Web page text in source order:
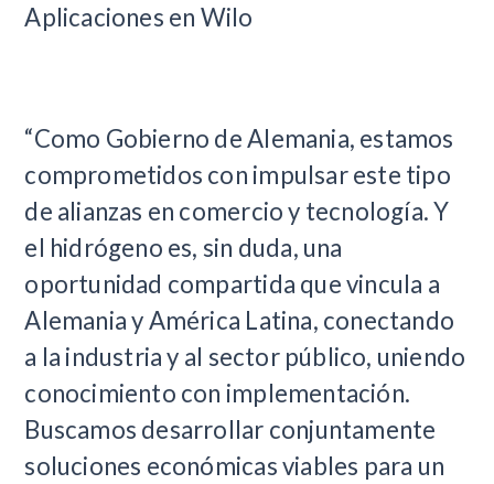
Aplicaciones en Wilo
“Como Gobierno de Alemania, estamos
comprometidos con impulsar este tipo
de alianzas en comercio y tecnología. Y
el hidrógeno es, sin duda, una
oportunidad compartida que vincula a
Alemania y América Latina, conectando
a la industria y al sector público, uniendo
conocimiento con implementación.
Buscamos desarrollar conjuntamente
soluciones económicas viables para un